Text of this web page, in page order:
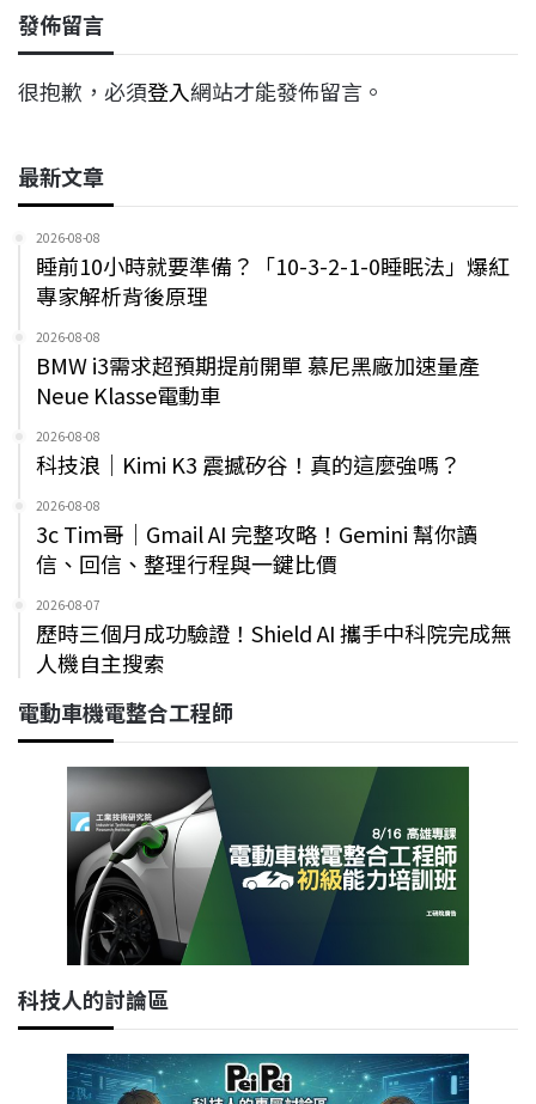
發佈留言
很抱歉，必須登入網站才能發佈留言。
最新文章
2026-08-08
睡前10小時就要準備？「10-3-2-1-0睡眠法」爆紅
專家解析背後原理
2026-08-08
BMW i3需求超預期提前開單 慕尼黑廠加速量產
Neue Klasse電動車
2026-08-08
科技浪｜Kimi K3 震撼矽谷！真的這麼強嗎？
2026-08-08
3c Tim哥｜Gmail AI 完整攻略！Gemini 幫你讀
信、回信、整理行程與一鍵比價
2026-08-07
歷時三個月成功驗證！Shield AI 攜手中科院完成無
人機自主搜索
電動車機電整合工程師
科技人的討論區